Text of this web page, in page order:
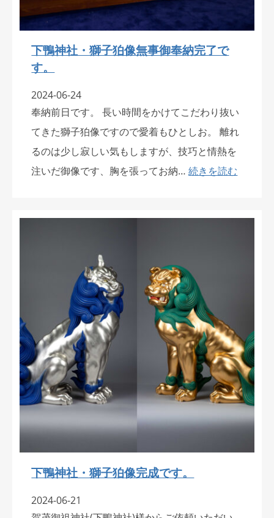
下鴨神社・獅子狛像無事御奉納完了で
す。
2024-06-24
奉納前日です。 長い時間をかけてこだわり抜い
てきた獅子狛像ですので愛着もひとしお。 離れ
るのは少し寂しい気もしますが、技巧と情熱を
注いだ御像です、胸を張ってお納…続きを読む
下鴨神社・獅子狛像完成です。
2024-06-21